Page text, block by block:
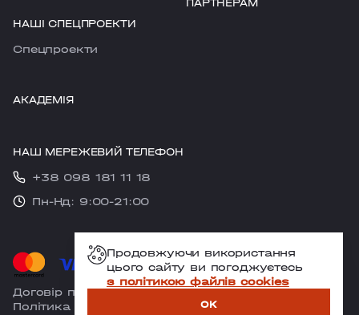
НАШІ СПЕЦПРОЕКТИ
Cпецпроекти
ПАРТНЕРАМ
АКАДЕМІЯ
НАШ МЕРЕЖЕВИЙ ТЕЛЕФОН
+38 098 181 11 18
Пн-Нд: 9:00-21:00
Договір публічної оферти
Політика конфіденційності
Продовжуючи використання
цього сайту ви погоджуєтесь
з політикою файлів cookies
OK